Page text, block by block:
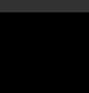
LANDSCHAFT